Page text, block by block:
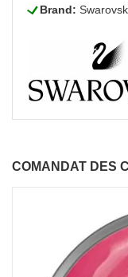
LBrand:
COMANDAT DES